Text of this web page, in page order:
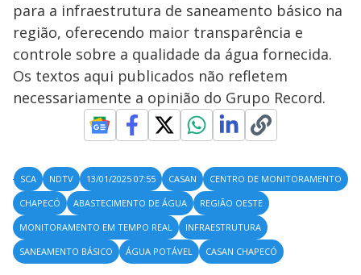
para a infraestrutura de saneamento básico na
região, oferecendo maior transparência e
controle sobre a qualidade da água fornecida.
Os textos aqui publicados não refletem
necessariamente a opinião do Grupo Record.
SCA NDTV 13/01/2025 07:55 CASAN
CENTRO DE MONITORAMENTO
CHAPECÓ
ABASTECIMENTO DE ÁGUA
REGIÃO OESTE
MONITORAMENTO EM TEMPO REAL
INFRAESTRUTURA
SANEAMENTO BÁSICO
ÁGUA POTÁVEL CASAN CHAPECÓ